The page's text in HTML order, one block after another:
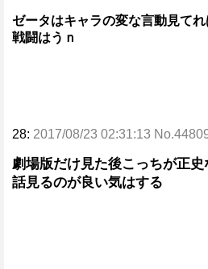
ゼータはキャラの変な言動見て
戦闘はうｎ
28: 2017/08/23 02:31:13
劇場版だけ見た後こっちが正
話見るのが良い気はする